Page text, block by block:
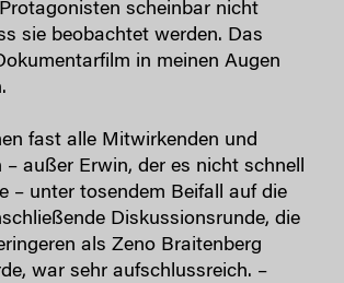
scheinbar nicht
sie beobachtet werden. Das
in meinen Augen
fast alle Mitwirkenden und
– außer Erwin, der es nicht schnell
– unter tosendem Beifall auf die
Diskussionsrunde, die
als Zeno Braitenberg
war sehr aufschlussreich. –